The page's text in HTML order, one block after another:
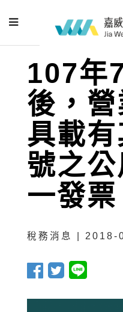
107年
後，
具載
號之
一發票
稅務消息 | 2018-